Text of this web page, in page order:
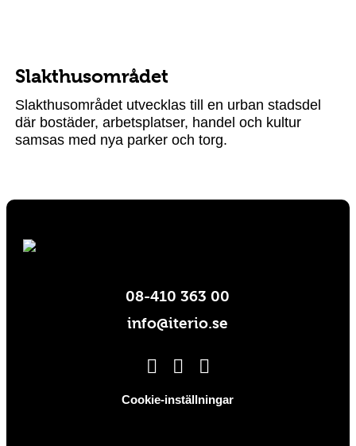
Slakthusområdet
Slakthusområdet utvecklas till en urban stadsdel
där bostäder, arbetsplatser, handel och kultur
samsas med nya parker och torg.
08-410 363 00
info@iterio.se
Cookie-inställningar